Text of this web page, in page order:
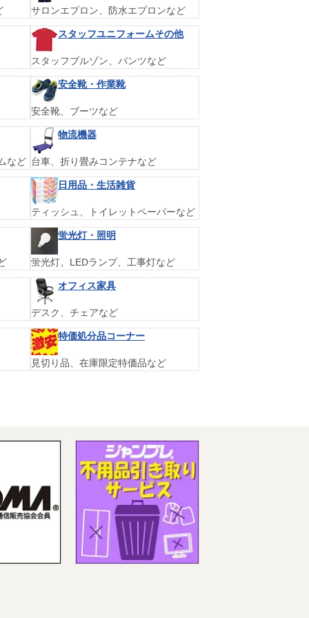
サロンエプロン、防水エプロンなど
スタッフユニフォームその他
スタッフブルゾン、パンツなど
安全靴・作業靴
安全靴、ブーツなど
など
物流機器
台車、折り畳みコンテナなど
日用品・生活雑貨
ティッシュ、トイレットペーパーなど
蛍光灯・照明
蛍光灯、LEDランプ、工事灯など
オフィス家具
デスク、チェアなど
特価処分品コーナー
見切り品、在庫限定特価品など